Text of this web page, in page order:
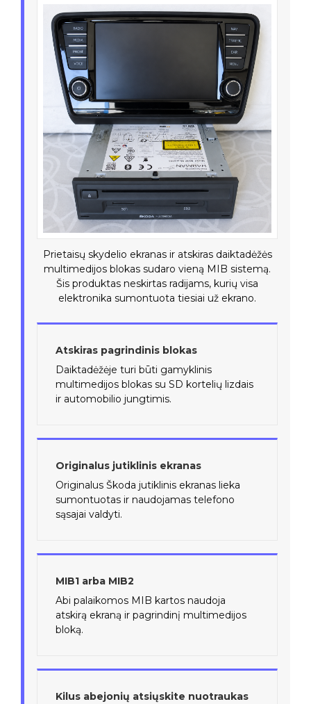
Prietaisų skydelio ekranas ir atskiras daiktadėžės
multimedijos blokas sudaro vieną MIB sistemą.
Šis produktas neskirtas radijams, kurių visa
elektronika sumontuota tiesiai už ekrano.
Atskiras pagrindinis blokas
Daiktadėžėje turi būti gamyklinis
multimedijos blokas su SD kortelių lizdais
ir automobilio jungtimis.
Originalus jutiklinis ekranas
Originalus Škoda jutiklinis ekranas lieka
sumontuotas ir naudojamas telefono
sąsajai valdyti.
MIB1 arba MIB2
Abi palaikomos MIB kartos naudoja
atskirą ekraną ir pagrindinį multimedijos
bloką.
Kilus abejonių atsiųskite nuotraukas